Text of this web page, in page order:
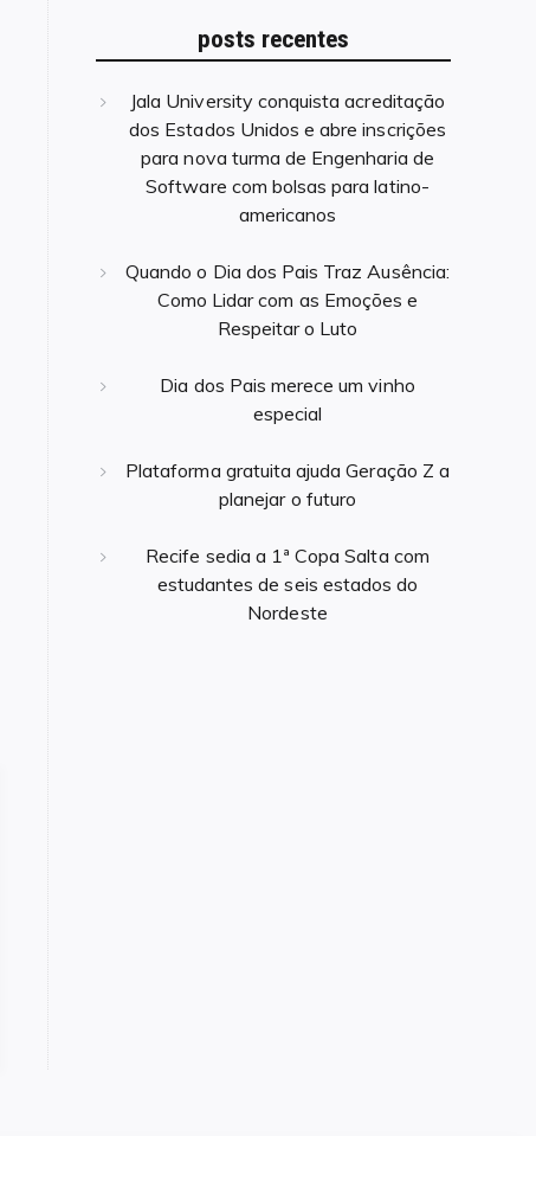
posts recentes
Jala University conquista acreditação
dos Estados Unidos e abre inscrições
para nova turma de Engenharia de
Software com bolsas para latino-
americanos
Quando o Dia dos Pais Traz Ausência:
Como Lidar com as Emoções e
Respeitar o Luto
Dia dos Pais merece um vinho
especial
Plataforma gratuita ajuda Geração Z a
planejar o futuro
Recife sedia a 1ª Copa Salta com
estudantes de seis estados do
Nordeste